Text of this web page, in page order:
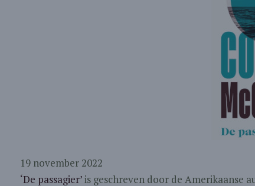
19 november 2022
‘De passagier’is geschreven door de Amerikaanse